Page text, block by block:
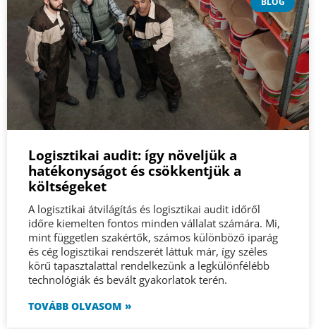
Logisztikai audit: így növeljük a
hatékonyságot és csökkentjük a
költségeket
A logisztikai átvilágítás és logisztikai audit időről
időre kiemelten fontos minden vállalat számára. Mi,
mint független szakértők, számos különböző iparág
és cég logisztikai rendszerét láttuk már, így széles
körű tapasztalattal rendelkezünk a legkülönfélébb
technológiák és bevált gyakorlatok terén.
TOVÁBB OLVASOM »
BLOG